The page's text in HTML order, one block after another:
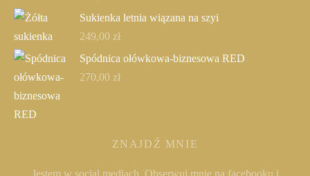
Sukienka letnia wiązana na szyi
249,00 zł
Spódnica ołówkowa-biznesowa RED
270,00 zł
ZNAJDŹ MNIE
Jestem w social mediach. Obserwuj mnie na facebooku i